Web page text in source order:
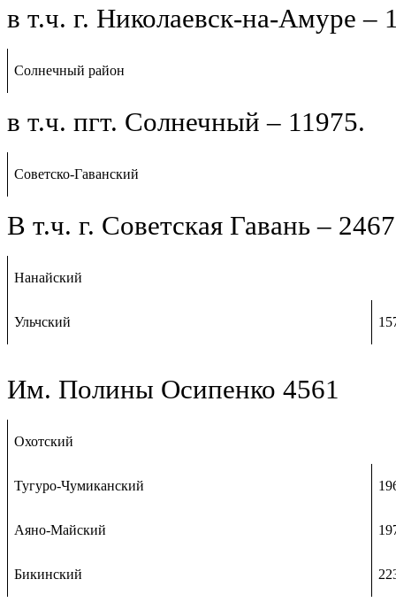
в т.ч. г. Николаевск-на-Амуре –
Солнечный район
в т.ч. пгт. Солнечный – 11975.
Советско-Гаванский
В т.ч. г. Советская Гавань –
Нанайский
Ульчский
Им. Полины Осипенко 4561
Охотский
Тугуро-Чумиканский
Аяно-Майский
Бикинский